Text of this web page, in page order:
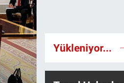
Yükleniyor...